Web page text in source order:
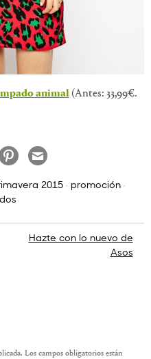
animal(Antes: 33,99€.
2015 · promoción ·
Hazte con lo nuevo de
Asos
Los campos obligatorios están